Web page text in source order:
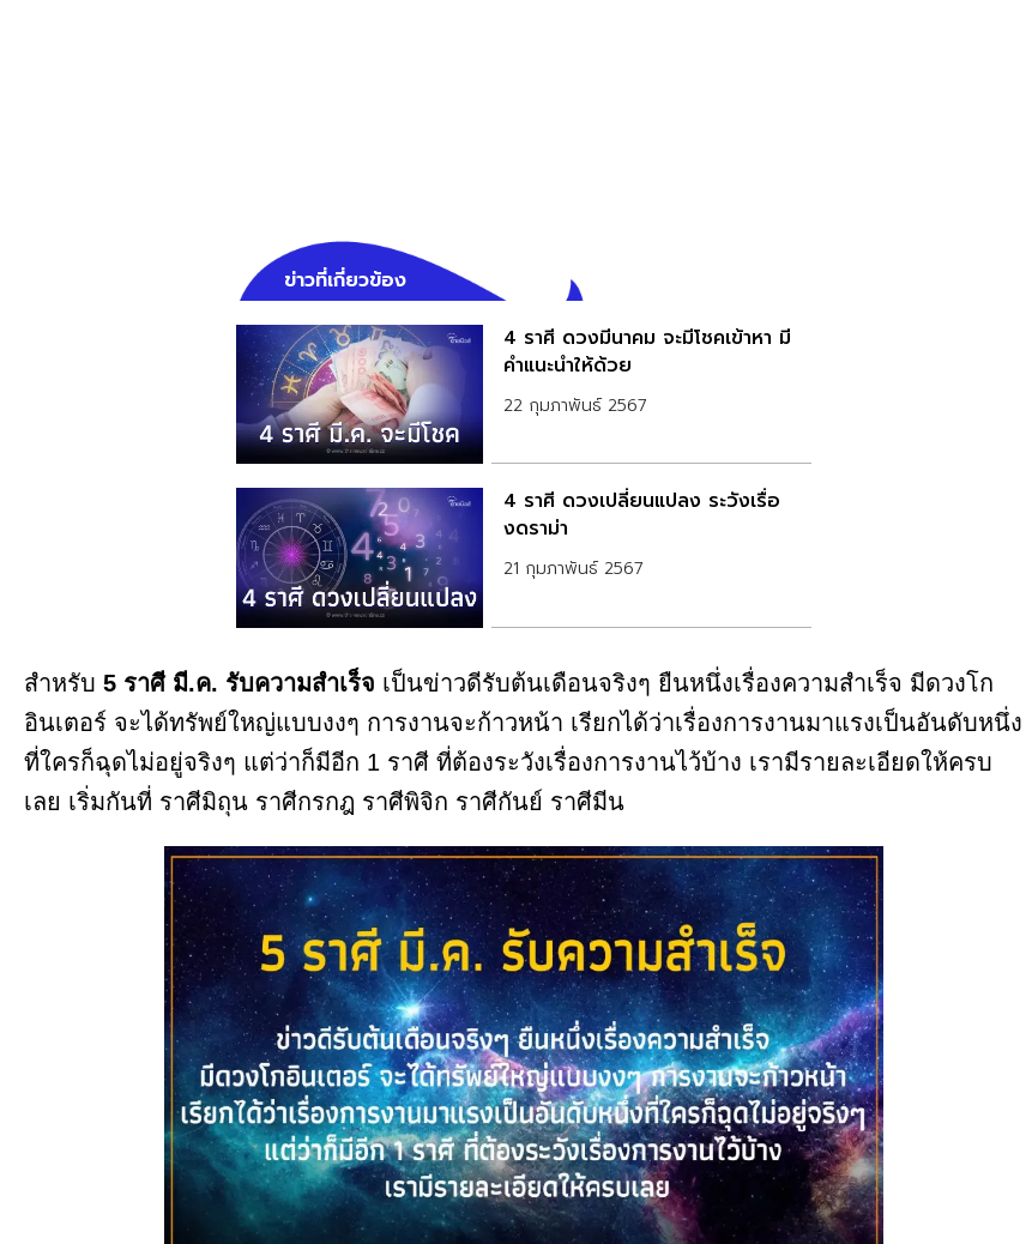
ข่าวที่เกี่ยวข้อง
4 ราศี ดวงมีนาคม จะมีโชคเข้าหา มี
คำแนะนำให้ด้วย
22 กุมภาพันธ์ 2567
4 ราศี ดวงเปลี่ยนแปลง ระวังเรื่อ
งดราม่า
21 กุมภาพันธ์ 2567
สำหรับ 5 ราศี มี.ค. รับความสำเร็จ เป็นข่าวดีรับต้นเดือนจริงๆ ยืนหนึ่งเรื่องความสำเร็จ มีดวงโก
อินเตอร์ จะได้ทรัพย์ใหญ่แบบงงๆ การงานจะก้าวหน้า เรียกได้ว่าเรื่องการงานมาแรงเป็นอันดับหนึ่ง
ที่ใครก็ฉุดไม่อยู่จริงๆ แต่ว่าก็มีอีก 1 ราศี ที่ต้องระวังเรื่องการงานไว้บ้าง เรามีรายละเอียดให้ครบ
เลย เริ่มกันที่ ราศีมิถุน ราศีกรกฎ ราศีพิจิก ราศีกันย์ ราศีมีน